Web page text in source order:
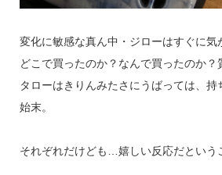
変化に敏感な真ん中・ジローはすぐに気
どこで買ったのか？なんで買ったのか？
タローはきりんみたさにうばっては、持
始末。
それぞれだけども…嬉しい反応だという